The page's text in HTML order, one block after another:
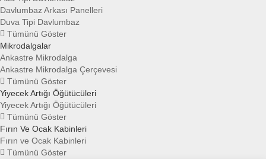
Davlumbaz Arkası Panelleri
Duva Tipi Davlumbaz
Tümünü Göster
Mikrodalgalar
Ankastre Mikrodalga
Ankastre Mikrodalga Çerçevesi
Tümünü Göster
Yiyecek Artığı Öğütücüleri
Yiyecek Artığı Öğütücüleri
Tümünü Göster
Fırın Ve Ocak Kabinleri
Fırın ve Ocak Kabinleri
Tümünü Göster